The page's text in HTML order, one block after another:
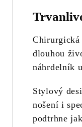
dlouhou
náhrdelník
Stylový
nošení i
podtrhne